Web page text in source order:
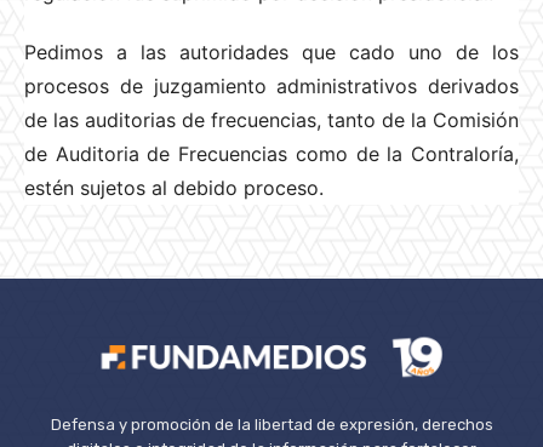
Pedimos a las autoridades que cado uno de los
procesos de juzgamiento administrativos derivados
de las auditorias de frecuencias, tanto de la Comisión
de Auditoria de Frecuencias como de la Contraloría,
estén sujetos al debido proceso.
Defensa y promoción de la libertad de expresión, derechos